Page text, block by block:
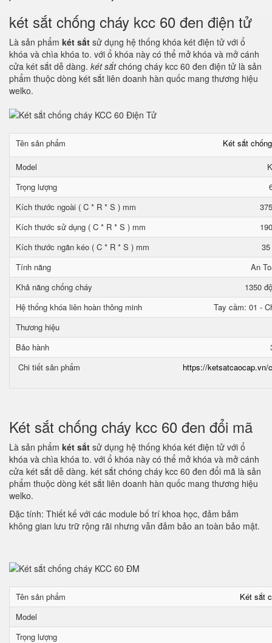
két sắt chống cháy kcc 60 đen điện tử
Là sản phẩm két sắt sử dụng hệ thống khóa két điện tử với ổ
khóa và chìa khóa to. với ổ khóa này có thể mở khóa và mở cánh
cửa két sắt dễ dàng. két sắtchóng cháy kcc 60 đen điện tử là sản
phẩm thuộc dòng két sắt liên doanh hàn quốc mang thương hiệu
welko.
Tên sản phẩm Két sắt
Model
Trọng lượng
Kích thước ngoài ( C * R * S ) mm
Kích thước sử dụng ( C * R * S ) mm
Kích thước ngăn kéo ( C * R * S ) mm
Tính năng
An
Khả năng chống cháy
1350
Hệ thống khóa liên hoàn thông minh
Tay cầm: 01 -
Thương hiệu
Bảo hành
Chi tiết sản phẩm
https://ketsatcaocap.vn/
Két sắt chống cháy kcc 60 đen đổi mã
Là sản phẩm két sắt sử dụng hệ thống khóa két điện tử với ổ
khóa và chìa khóa to. với ổ khóa này có thể mở khóa và mở cánh
cửa két sắt dễ dàng. két sắt chóng cháy kcc 60 đen đổi mã là sản
phẩm thuộc dòng két sắt liên doanh hàn quốc mang thương hiệu
welko.
Đặc tính: Thiết kế với các module bố trí khoa học, đảm bảm
không gian lưu trữ rộng rãi nhưng vẫn đảm bảo an toàn bảo mật.
Tên sản phẩm
Két sắt
Model
Trọng lượng